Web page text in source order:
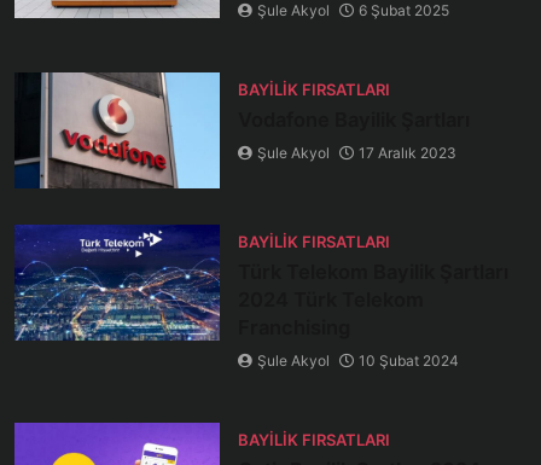
Şule Akyol 6 Şubat 2025
BAYILIK FIRSATLARI
Şule Akyol 17 Aralık 2023
BAYILIK FIRSATLARI
Şule Akyol 10 Şubat 2024
BAYILIK FIRSATLARI